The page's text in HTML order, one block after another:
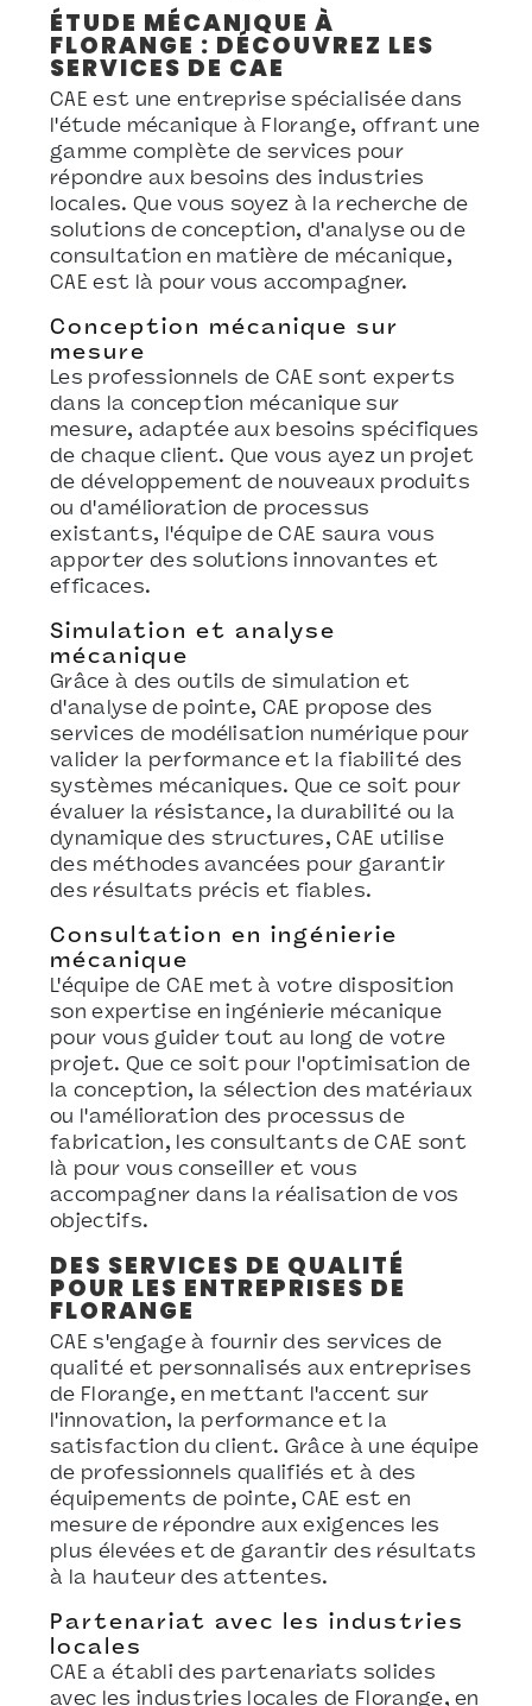
ÉTUDE MÉCANIQUE À
FLORANGE : DÉCOUVREZ LES
SERVICES DE CAE
CAE est une entreprise spécialisée dans
l'étude mécanique à Florange, offrant une
gamme complète de services pour
répondre aux besoins des industries
locales. Que vous soyez à la recherche de
solutions de conception, d'analyse ou de
consultation en matière de mécanique,
CAE est là pour vous accompagner.
Conception mécanique sur
mesure
Les professionnels de CAE sont experts
dans la conception mécanique sur
mesure, adaptée aux besoins spécifiques
de chaque client. Que vous ayez un projet
de développement de nouveaux produits
ou d'amélioration de processus
existants, l'équipe de CAE saura vous
apporter des solutions innovantes et
efficaces.
Simulation et analyse
mécanique
Grâce à des outils de simulation et
d'analyse de pointe, CAE propose des
services de modélisation numérique pour
valider la performance et la fiabilité des
systèmes mécaniques. Que ce soit pour
évaluer la résistance, la durabilité ou la
dynamique des structures, CAE utilise
des méthodes avancées pour garantir
des résultats précis et fiables.
Consultation en ingénierie
mécanique
L'équipe de CAE met à votre disposition
son expertise en ingénierie mécanique
pour vous guider tout au long de votre
projet. Que ce soit pour l'optimisation de
la conception, la sélection des matériaux
ou l'amélioration des processus de
fabrication, les consultants de CAE sont
là pour vous conseiller et vous
accompagner dans la réalisation de vos
objectifs.
DES SERVICES DE QUALITÉ
POUR LES ENTREPRISES DE
FLORANGE
CAE s'engage à fournir des services de
qualité et personnalisés aux entreprises
de Florange, en mettant l'accent sur
l'innovation, la performance et la
satisfaction du client. Grâce à une équipe
de professionnels qualifiés et à des
équipements de pointe, CAE est en
mesure de répondre aux exigences les
plus élevées et de garantir des résultats
à la hauteur des attentes.
Partenariat avec les industries
locales
CAE a établi des partenariats solides
avec les industries locales de Florange, en